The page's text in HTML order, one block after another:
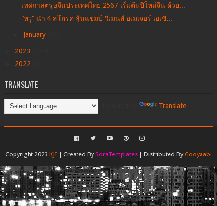
เทศกาลตรุษจีนประเทศไทย 2567 เริ่มต้นปีใหม่จีน ด้วย...
“หวู่” นำ 4 สโตรค ลุ้นแชมป์ วีเมนส์ อเมเจอร์ เอเชี...
January
2023
2022
TRANSLATE
Translate
Copyright 2023 KJI | Created By SoraTemplates| Distributed By Gooyaabi
Templates